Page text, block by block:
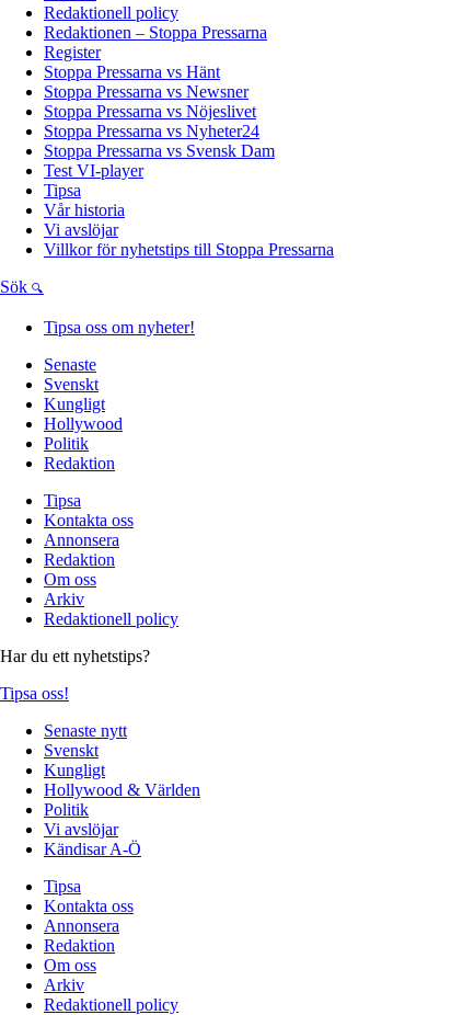
Redaktionell policy
Redaktionen – Stoppa Pressarna
Register
Stoppa Pressarna vs Hänt
Stoppa Pressarna vs Newsner
Stoppa Pressarna vs Nöjeslivet
Stoppa Pressarna vs Nyheter24
Stoppa Pressarna vs Svensk Dam
Test VI-player
Tipsa
Vår historia
Vi avslöjar
Villkor för nyhetstips till Stoppa Pressarna
Sök
Tipsa oss om nyheter!
Senaste
Svenskt
Kungligt
Hollywood
Politik
Redaktion
Tipsa
Kontakta oss
Annonsera
Redaktion
Om oss
Arkiv
Redaktionell policy
Har du ett nyhetstips?
Tipsa oss!
Senaste nytt
Svenskt
Kungligt
Hollywood & Världen
Politik
Vi avslöjar
Kändisar A-Ö
Tipsa
Kontakta oss
Annonsera
Redaktion
Om oss
Arkiv
Redaktionell policy